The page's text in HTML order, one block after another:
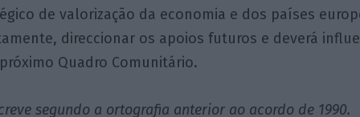
de valorização da economia e dos países
direccionar os apoios futuros e deverá
Quadro Comunitário.
segundo a ortografia anterior ao acordo de 1990.